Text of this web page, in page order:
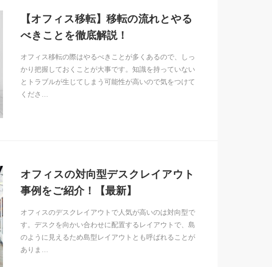
【オフィス移転】移転の流れとやる
べきことを徹底解説！
オフィス移転の際はやるべきことが多くあるので、しっ
かり把握しておくことが大事です。知識を持っていない
とトラブルが生じてしまう可能性が高いので気をつけて
くださ…
オフィスの対向型デスクレイアウト
事例をご紹介！【最新】
オフィスのデスクレイアウトで人気が高いのは対向型で
す。デスクを向かい合わせに配置するレイアウトで、島
のように見えるため島型レイアウトとも呼ばれることが
ありま…